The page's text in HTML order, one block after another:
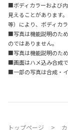
■ボディカラーおよび
見えることがあります
等）により、ボディカ
■写真は機能説明のた
のではありません。
■写真は機能説明のた
■画面はハメ込み合成で
■一部の写真は合成・イ
トップページ